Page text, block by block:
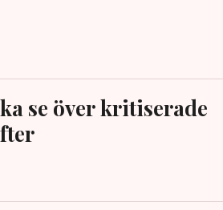
se över kritiserade